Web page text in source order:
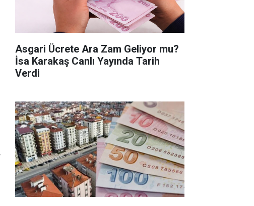
Asgari Ücrete Ara Zam Geliyor mu?
İsa Karakaş Canlı Yayında Tarih
Verdi